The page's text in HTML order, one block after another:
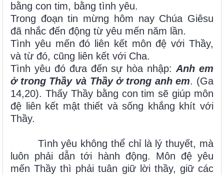
bằng con tim, bằng tình yêu.
Trong đoạn tin mừng hôm nay Chúa Giêsu
đã nhắc đến động từ yêu mến năm lần.
Tình yêu mến đó liên kết môn đệ với Thầy,
và từ đó, cũng liên kết với Cha.
Tình yêu đó đưa đến sự hòa nhập:Anh em
ở trong Thầy và Thầy ở trong anh em. (Ga
14,20). Thấy Thầy bằng con tim sẽ giúp môn
đệ liên kết mật thiết và sống khắng khít với
Thầy.
Tình yêu không thể chỉ là lý thuyết, mà
luôn phải dẫn tới hành động. Môn đệ yêu
mến Thầy thì phải tuân giữ lời thầy, giữ các